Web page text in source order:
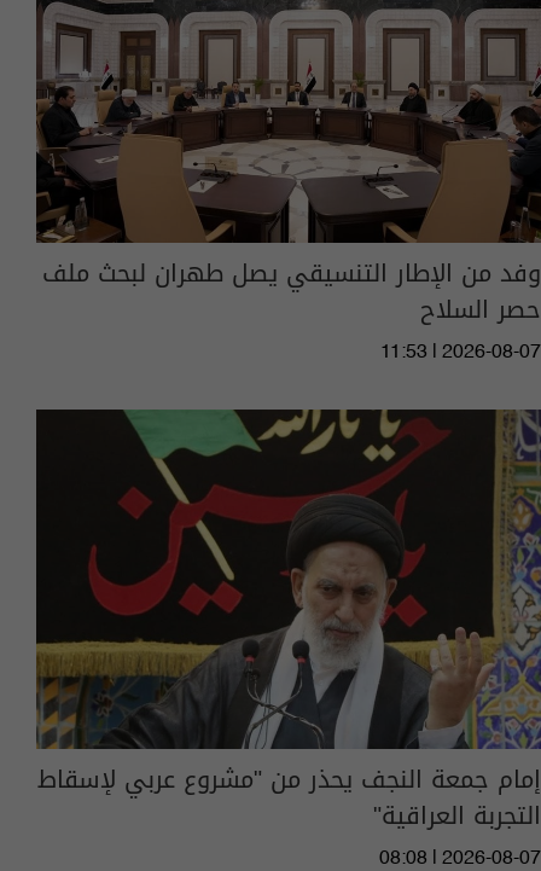
وفد من الإطار التنسيقي يصل طهران لبحث ملف
حصر السلاح
11:53 | 2026-08-07
إمام جمعة النجف يحذر من "مشروع عربي لإسقاط
التجربة العراقية"
08:08 | 2026-08-07